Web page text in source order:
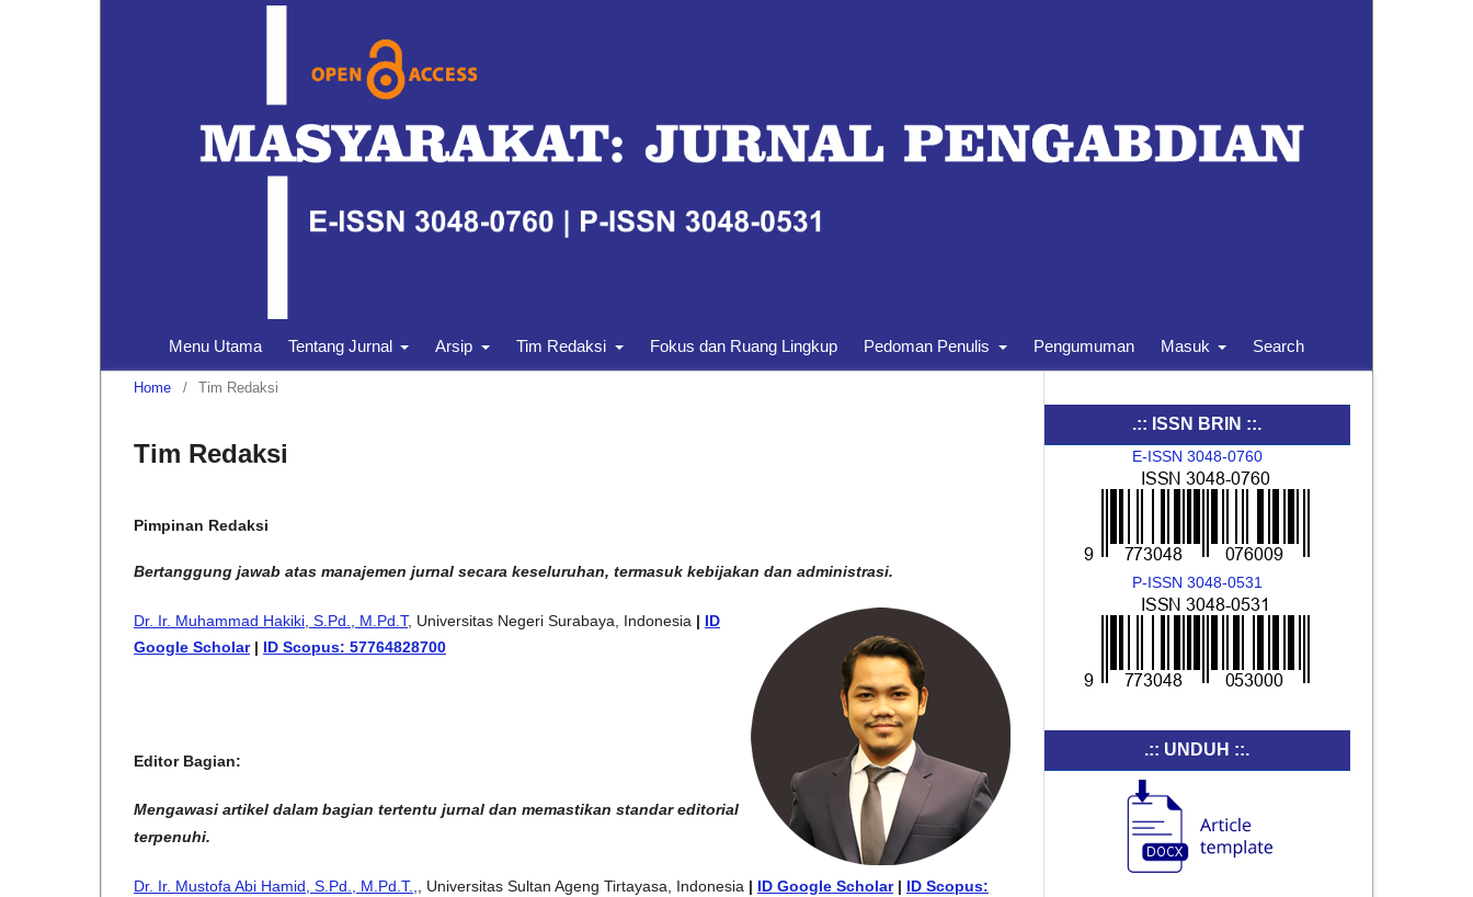
Menu Utama Tentang Jurnal Arsip Tim Redaksi Fokus dan Ruang Lingkup Pedoman Penulis Pengumuman Masuk Search
Home / Tim Redaksi
Tim Redaksi
Pimpinan Redaksi
Bertanggung jawab atas manajemen jurnal secara keseluruhan, termasuk kebijakan dan administrasi.
Dr. Ir. Muhammad Hakiki, S.Pd., M.Pd.T, Universitas Negeri Surabaya, Indonesia | ID
Google Scholar| ID Scopus: 57764828700
Editor Bagian:
Mengawasi artikel dalam bagian tertentu jurnal dan memastikan standar editorial
terpenuhi.
Dr. Ir. Mustofa Abi Hamid, S.Pd., M.Pd.T., , Universitas Sultan Ageng Tirtayasa, Indonesia | ID Google Scholar| ID Scopus:
.:: ISSN BRIN ::.
E-ISSN 3048-0760
P-ISSN 3048-0531
.:: UNDUH ::.